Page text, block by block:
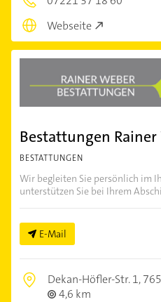
Webseite
Bestattungen Rainer
BESTATTUNGEN
Wir begleiten Sie persönlich im
unterstützen Sie bei Ihrem
E-Mail
Dekan-Höfler-Str. 1,
4,6 km